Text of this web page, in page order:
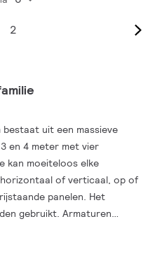
2
uit een massieve
en 4 meter met vier
kan moeiteloos elke
of verticaal, op of
panelen. Het
gebruikt. Armaturen
eenvoudig verplaatst worden
wijzigen. Op deze manier